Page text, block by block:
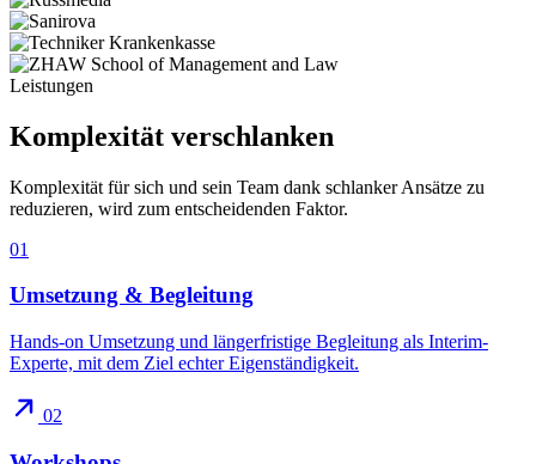
Leistungen
Komplexität verschlanken
Komplexität für sich und sein Team dank schlanker Ansätze zu
reduzieren, wird zum entscheidenden Faktor.
01
Umsetzung & Begleitung
Hands-on Umsetzung und längerfristige Begleitung als Interim-
Experte, mit dem Ziel echter Eigenständigkeit.
02